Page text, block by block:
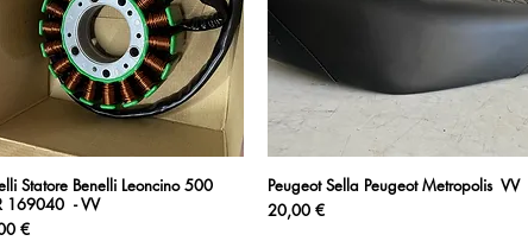
Vista rapida
Statore Benelli Leoncino 500
169040 - VV
€
Vista rapida
Peugeot Sella Peugeot Metropolis VV
Prezzo
20,00 €